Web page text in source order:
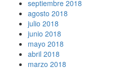
septiembre 2018
agosto 2018
julio 2018
junio 2018
mayo 2018
abril 2018
marzo 2018